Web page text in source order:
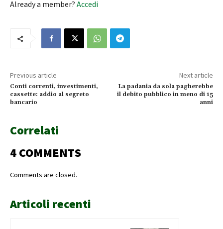
Already a member? Accedi
Previous article
Conti correnti, investimenti,
cassette: addio al segreto
bancario
Next article
La padania da sola pagherebbe
il debito pubblico in meno di 15
anni
Correlati
4 COMMENTS
Comments are closed.
Articoli recenti